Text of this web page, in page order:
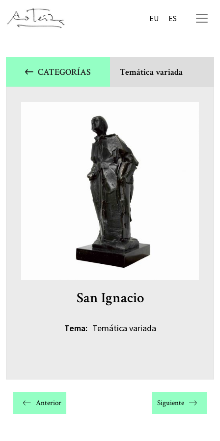
EU ES
CATEGORÍAS Temática variada
San Ignacio
Tema: Temática variada
entradas
Anterior Siguiente